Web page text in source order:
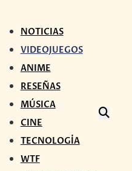
NOTICIAS
VIDEOJUEGOS
ANIME
RESEÑAS
MÚSICA
CINE
TECNOLOGÍA
WTF